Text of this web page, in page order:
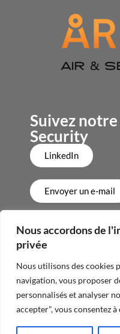
Nous accordons de
privée
Nous utilisons des cookies
navigation, vous proposer
personnalisés et analyser
accepter", vous consentez
Suivez
Security
LinkedIn
Envoyer un e-mail
Politique de